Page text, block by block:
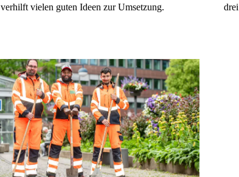
vielen guten Ideen zur Umsetzung.